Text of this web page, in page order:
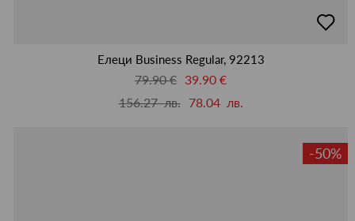
в
Елеци Business Regular, 92213
79.90 € 39.90 €
156.27 лв.
78.04 лв.
-50%